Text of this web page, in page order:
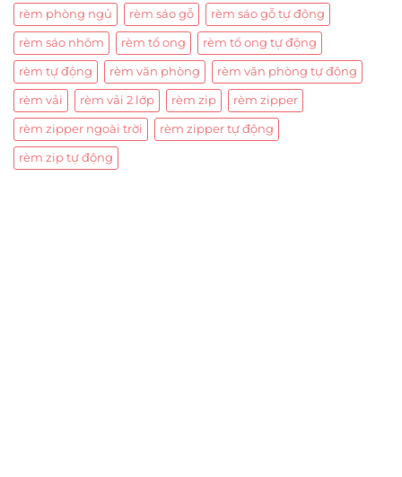
rèm phòng ngủ rèm sáo gỗ rèm sáo gỗ tự động
rèm sáo nhôm rèm tổ ong rèm tổ ong tự động
rèm tự động rèm văn phòng rèm văn phòng tự động
rèm vải rèm vải 2 lớp rèm zip rèm zipper
rèm zipper ngoài trời rèm zipper tự động
rèm zip tự động